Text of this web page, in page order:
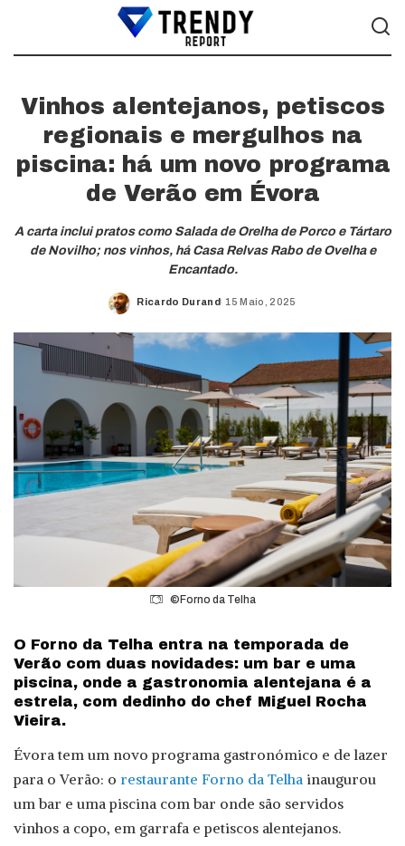
Vinhos alentejanos, petiscos
regionais e mergulhos na
piscina: há um novo programa
de Verão em Évora
A carta inclui pratos como Salada de Orelha de Porco e Tártaro
de Novilho; nos vinhos, há Casa Relvas Rabo de Ovelha e
Encantado.
Posted
Ricardo Durand 15 Maio, 2025
©Forno da Telha
O Forno da Telha entra na temporada de
Verão com duas novidades: um bar e uma
piscina, onde a gastronomia alentejana é a
estrela, com dedinho do chef Miguel Rocha
Vieira.
Évora tem um novo programa gastronómico e de lazer
para o Verão: o restaurante Forno da Telha inaugurou
um bar e uma piscina com bar onde são servidos
vinhos a copo, em garrafa e petiscos alentejanos.